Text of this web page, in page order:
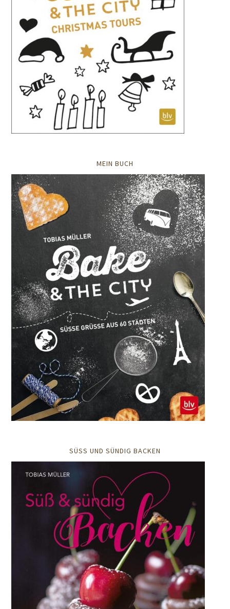
MEIN BUCH
SÜSS UND SÜNDIG BACKEN